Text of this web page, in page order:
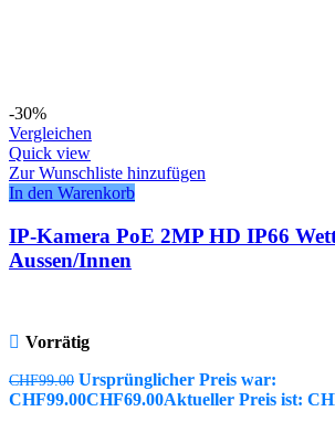
-30%
Vergleichen
Quick view
Zur Wunschliste hinzufügen
In den Warenkorb
IP-Kamera PoE 2MP HD IP66
Aussen/Innen
Vorrätig
CHF99.00 Ursprünglicher Preis war:
CHF99.00CHF69.00Aktueller Preis ist: